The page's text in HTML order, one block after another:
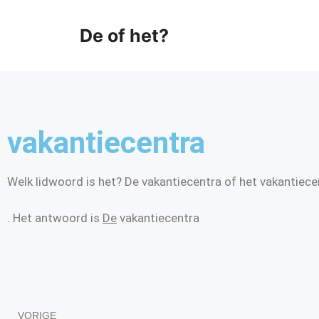
De of het?
vakantiecentra
Welk lidwoord is het? De vakantiecentra of het
. Het antwoord is De vakantiecentra
VORIGE